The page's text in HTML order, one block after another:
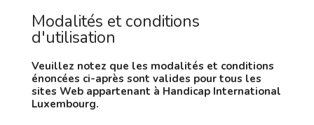
Modalités et conditions
d'utilisation
Veuillez notez que les modalités et conditions
énoncées ci-après sont valides pour tous les
sites Web appartenant à Handicap International
Luxembourg.